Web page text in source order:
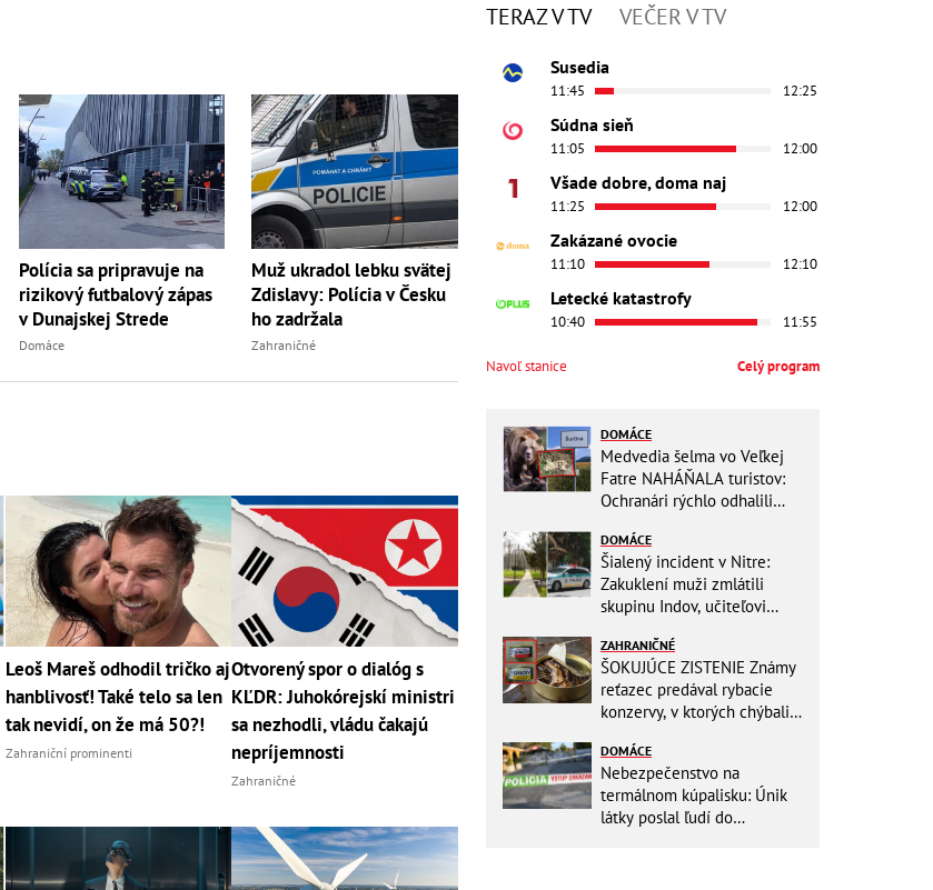
Polícia sa pripravuje na
rizikový futbalový zápas
v Dunajskej Strede
Domáce
Muž ukradol lebku svätej
Zdislavy: Polícia v Česku
ho zadržala
Zahraničné
Leoš Mareš odhodil tričko aj
hanblivosť! Také telo sa len
tak nevidí, on že má 50?!
Zahraniční prominenti
Otvorený spor o dialóg s
KĽDR: Juhokórejskí ministri
sa nezhodli, vládu čakajú
nepríjemnosti
Zahraničné
TERAZ V TV VEČER V TV
Susedia
11:45 12:25
Súdna sieň
11:05 12:00
Všade dobre, doma naj
11:25 12:00
Zakázané ovocie
11:10 12:10
Letecké katastrofy
10:40 11:55
Navoľ stanice Celý program
DOMÁCE
Medvedia šelma vo Veľkej
Fatre NAHÁŇALA turistov:
Ochranári rýchlo odhalili
DOMÁCE
Šialený incident v Nitre:
Zakuklení muži zmlátili
skupinu Indov, učiteľovi
tvár!
ZAHRANIČNÉ
ŠOKUJÚCE ZISTENIE Známy
reťazec predával rybacie
konzervy, v ktorých chýbali
aj vy
DOMÁCE
Nebezpečenstvo na
termálnom kúpalisku: Únik
látky poslal ľudí do